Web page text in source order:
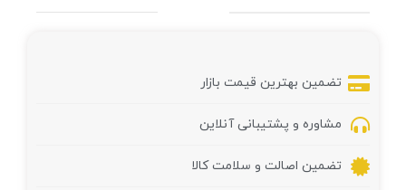
تضمین بهترین قیمت بازار
مشاوره و پشتیبانی آنلاین
تضمین اصالت و سلامت کالا